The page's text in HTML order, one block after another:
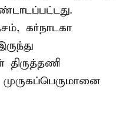
கர்நாடகா